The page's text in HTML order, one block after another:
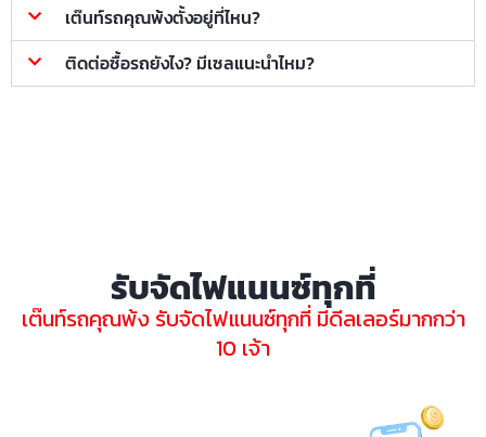
เต๊นท์รถคุณพ้งตั้งอยู่ที่ไหน?
ติดต่อซื้อรถยังไง? มีเซลแนะนำไหม?
รับจัดไฟแนนซ์ทุกที่
เต๊นท์รถคุณพ้ง รับจัดไฟแนนซ์ทุกที่ มีดีลเลอร์มากกว่า
10 เจ้า